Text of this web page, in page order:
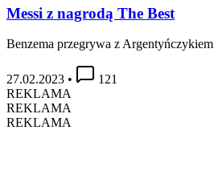
Messi z nagrodą The Best
Benzema przegrywa z Argentyńczykiem
27.02.2023 •
121
REKLAMA
REKLAMA
REKLAMA